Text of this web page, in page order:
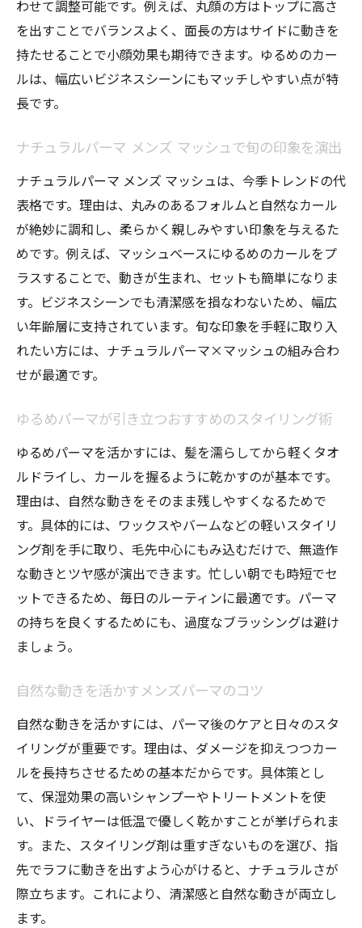
わせて調整可能です。例えば、丸顔の方はトップに高さ
を出すことでバランスよく、面長の方はサイドに動きを
持たせることで小顔効果も期待できます。ゆるめのカー
ルは、幅広いビジネスシーンにもマッチしやすい点が特
長です。
ナチュラルパーマ メンズ マッシュで旬の印象を演出
ナチュラルパーマ メンズ マッシュは、今季トレンドの代
表格です。理由は、丸みのあるフォルムと自然なカール
が絶妙に調和し、柔らかく親しみやすい印象を与えるた
めです。例えば、マッシュベースにゆるめのカールをプ
ラスすることで、動きが生まれ、セットも簡単になりま
す。ビジネスシーンでも清潔感を損なわないため、幅広
い年齢層に支持されています。旬な印象を手軽に取り入
れたい方には、ナチュラルパーマ×マッシュの組み合わ
せが最適です。
ゆるめパーマが引き立つおすすめのスタイリング術
ゆるめパーマを活かすには、髪を濡らしてから軽くタオ
ルドライし、カールを握るように乾かすのが基本です。
理由は、自然な動きをそのまま残しやすくなるためで
す。具体的には、ワックスやバームなどの軽いスタイリ
ング剤を手に取り、毛先中心にもみ込むだけで、無造作
な動きとツヤ感が演出できます。忙しい朝でも時短でセ
ットできるため、毎日のルーティンに最適です。パーマ
の持ちを良くするためにも、過度なブラッシングは避け
ましょう。
自然な動きを活かすメンズパーマのコツ
自然な動きを活かすには、パーマ後のケアと日々のスタ
イリングが重要です。理由は、ダメージを抑えつつカー
ルを長持ちさせるための基本だからです。具体策とし
て、保湿効果の高いシャンプーやトリートメントを使
い、ドライヤーは低温で優しく乾かすことが挙げられま
す。また、スタイリング剤は重すぎないものを選び、指
先でラフに動きを出すよう心がけると、ナチュラルさが
際立ちます。これにより、清潔感と自然な動きが両立し
ます。